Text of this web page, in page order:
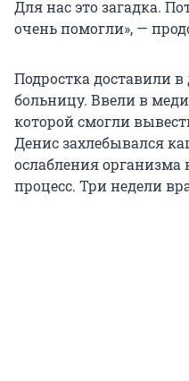
Для нас это загадка.
очень помогли», —
Подростка доставили
больницу. Ввели в
которой смогли
Денис захлебывался
ослабления
процесс. Три недели